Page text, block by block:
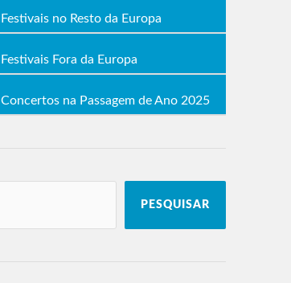
Festivais no Resto da Europa
Festivais Fora da Europa
Concertos na Passagem de Ano 2025
PESQUISAR